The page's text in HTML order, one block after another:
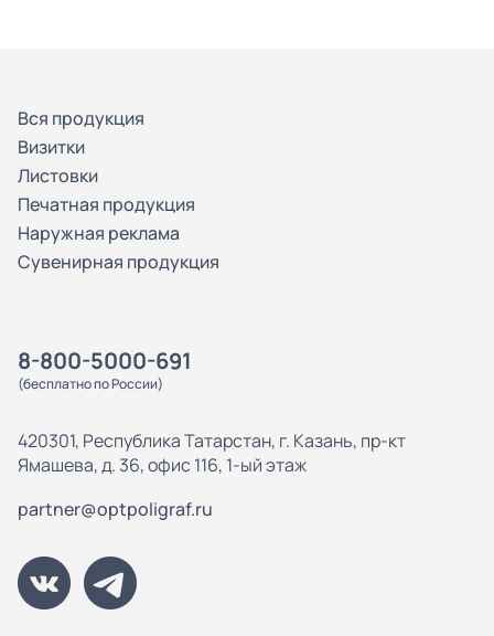
Вся продукция
Визитки
Листовки
Печатная продукция
Наружная реклама
Сувенирная продукция
8-800-5000-691
(бесплатно по России)
420301, Республика Татарстан, г. Казань, пр-кт
Ямашева, д. 36, офис 116, 1-ый этаж
partner@optpoligraf.ru